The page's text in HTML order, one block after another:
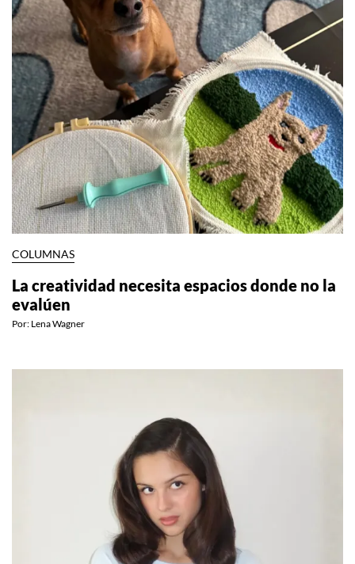
COLUMNAS
La creatividad necesita espacios donde no la
evalúen
Por: Lena Wagner